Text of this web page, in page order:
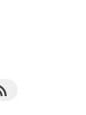
Feed